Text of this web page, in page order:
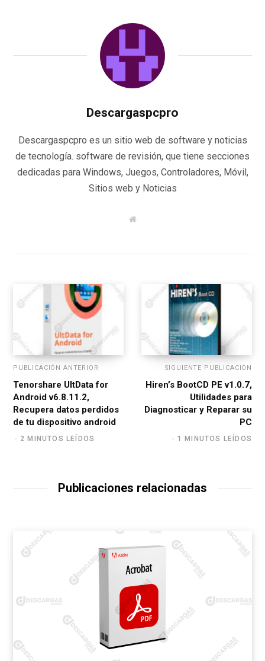
Descargaspcpro
Descargaspcpro es un sitio web de software y noticias
de tecnología. software de revisión, que tiene secciones
dedicadas para Windows, Juegos, Controladores, Móvil,
Sitios web y Noticias
W
PUBLICACIÓN ANTERIOR
Tenorshare UltData for
Android v6.8.11.2,
Recupera datos perdidos
de tu dispositivo android
2 MINUTOS LEÍDOS
SIGUIENTE PUBLICACIÓN
Hiren’s BootCD PE v1.0.7,
Utilidades para
Diagnosticar y Reparar su
PC
1 MINUTOS LEÍDOS
Publicaciones relacionadas